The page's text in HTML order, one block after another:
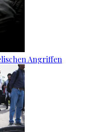
Angriffen